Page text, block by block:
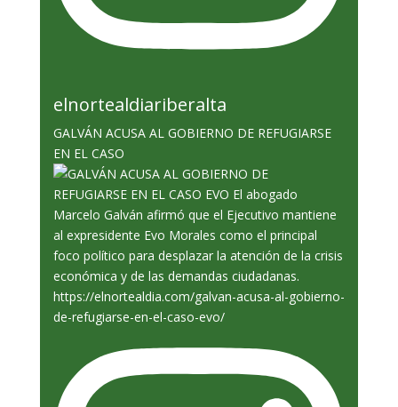
elnortealdiariberalta
GALVÁN ACUSA AL GOBIERNO DE REFUGIARSE
EN EL CASO